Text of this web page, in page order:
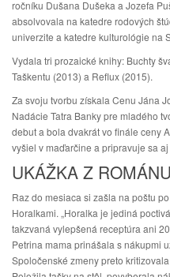
ročníku Dušana Dušeka a Jozefa
absolvovala na katedre rodových
univerzite a katedre kulturológie na
Vydala tri prozaické knihy: Buchty
Taškentu (2013) a Reflux (2015).
Za svoju tvorbu získala Cenu Jána
Nadácie Tatra Banky pre mladého
debut a bola dvakrát vo finále ceny
vyšiel v maďarčine a pripravuje sa
UKÁŽKA Z ROMÁNU
Raz do mesiaca si zašla na poštu
Horalkami. „Horalka je jediná
takzvaná vylepšená receptúra ani
Petrina mama prinášala s nákupmi
Spoločenské zmeny preto